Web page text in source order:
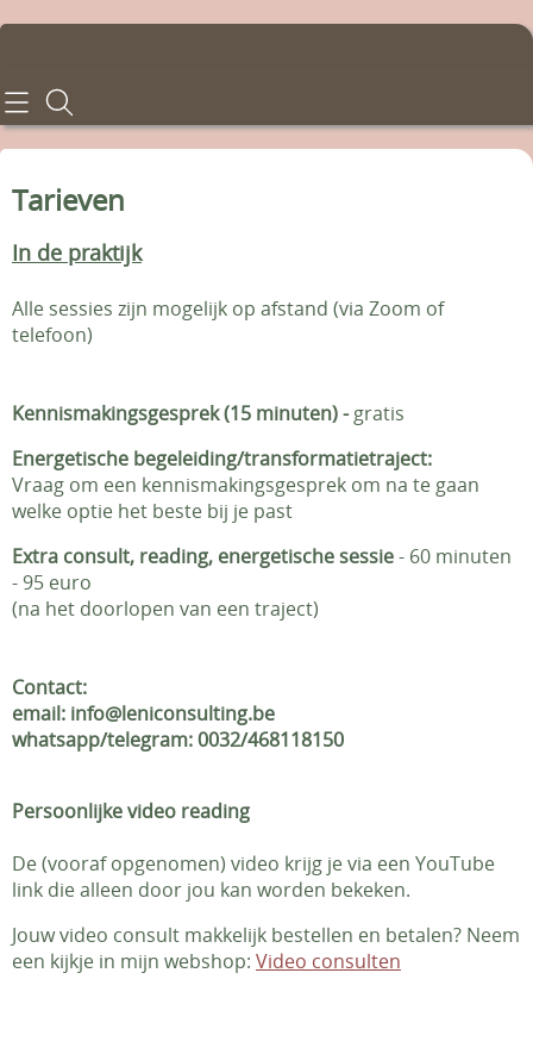
Home
Info en voorwaarden
Contact - Afspraken
Gastenboek
Tarieven
In de praktijk
Alle sessies zijn mogelijk op afstand (via Zoom of
telefoon)
Kennismakingsgesprek (15 minuten) -gratis
Energetische begeleiding/transformatietraject:
Vraag om een kennismakingsgesprek om na te gaan
welke optie het beste bij je past
Extra consult, reading, energetische sessie- 60 minuten
- 95 euro
(na het doorlopen van een traject)
Contact:
email: info@leniconsulting.be
whatsapp/telegram: 0032/468118150
Persoonlijke video reading
De (vooraf opgenomen) video krijg je via een YouTube
link die alleen door jou kan worden bekeken.
Jouw video consult makkelijk bestellen en betalen? Neem
een kijkje in mijn webshop: Video consulten